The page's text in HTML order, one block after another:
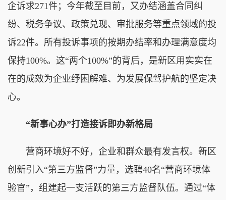
企诉求271件；今年截至目前，又办结涵盖合同纠
纷、税务争议、政策兑现、审批服务等重点领域的投
诉22件。所有投诉事项的按期办结率和办理满意度均
保持100%。这“两个100%”的背后，是新区用实实在
在的成效为企业纾困解难、为发展保驾护航的坚定决
心。
“新事心办”打造接诉即办新格局
营商环境好不好，企业和群众最有发言权。新区
创新引入“第三方监督”力量，选聘40名“营商环境体
验官”，组建起一支活跃的第三方监督队伍。通过“体